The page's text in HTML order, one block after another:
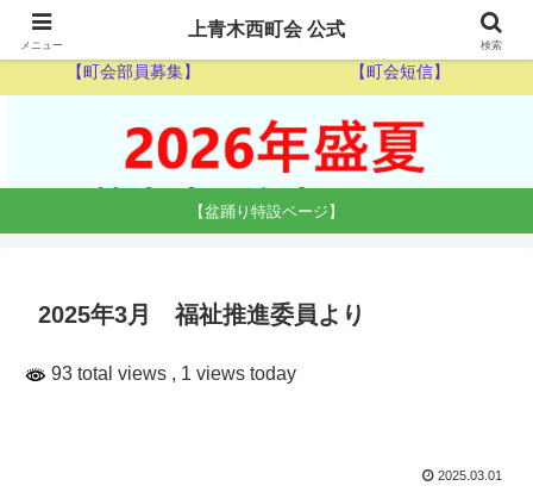
【ゴミ収集カレンダー】 【休日当番医】
【町会部員募集】 【町会短信】
【盆踊り特設ページ】
2025年3月 福祉推進委員より
93 total views , 1 views today
2025.03.01
メニュー
上青木西町会 公式
検索